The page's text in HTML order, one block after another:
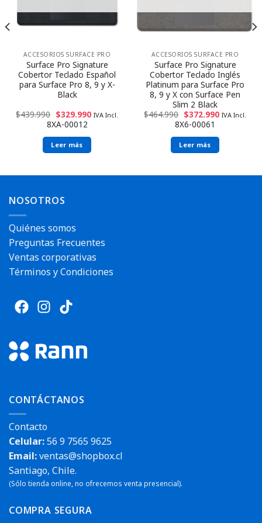
ACCESORIOS SURFACE PRO
Surface Pro Signature
Cobertor Teclado Español
para Surface Pro 8, 9 y X-
Black
$439.990 $329.990 IVA Incl.
8XA-00012
Leer más
ACCESORIOS SURFACE PRO
Surface Pro Signature
Cobertor Teclado Inglés
Platinum para Surface Pro
8, 9 y X con Surface Pen
Slim 2 Black
$464.990 $372.990 IVA Incl.
8X6-00061
Leer más
NOSOTROS
Quiénes somos
Preguntas Frecuentes
Ventas corporativas
Términos y Condiciones
CONTÁCTANOS
Contacto
Celular:56 9 7565 9625
Email:ventas@shopbox.cl
Santiago, Chile.
(Sólo tienda online, no ofrecemos venta presencial).
COMPRA SEGURA